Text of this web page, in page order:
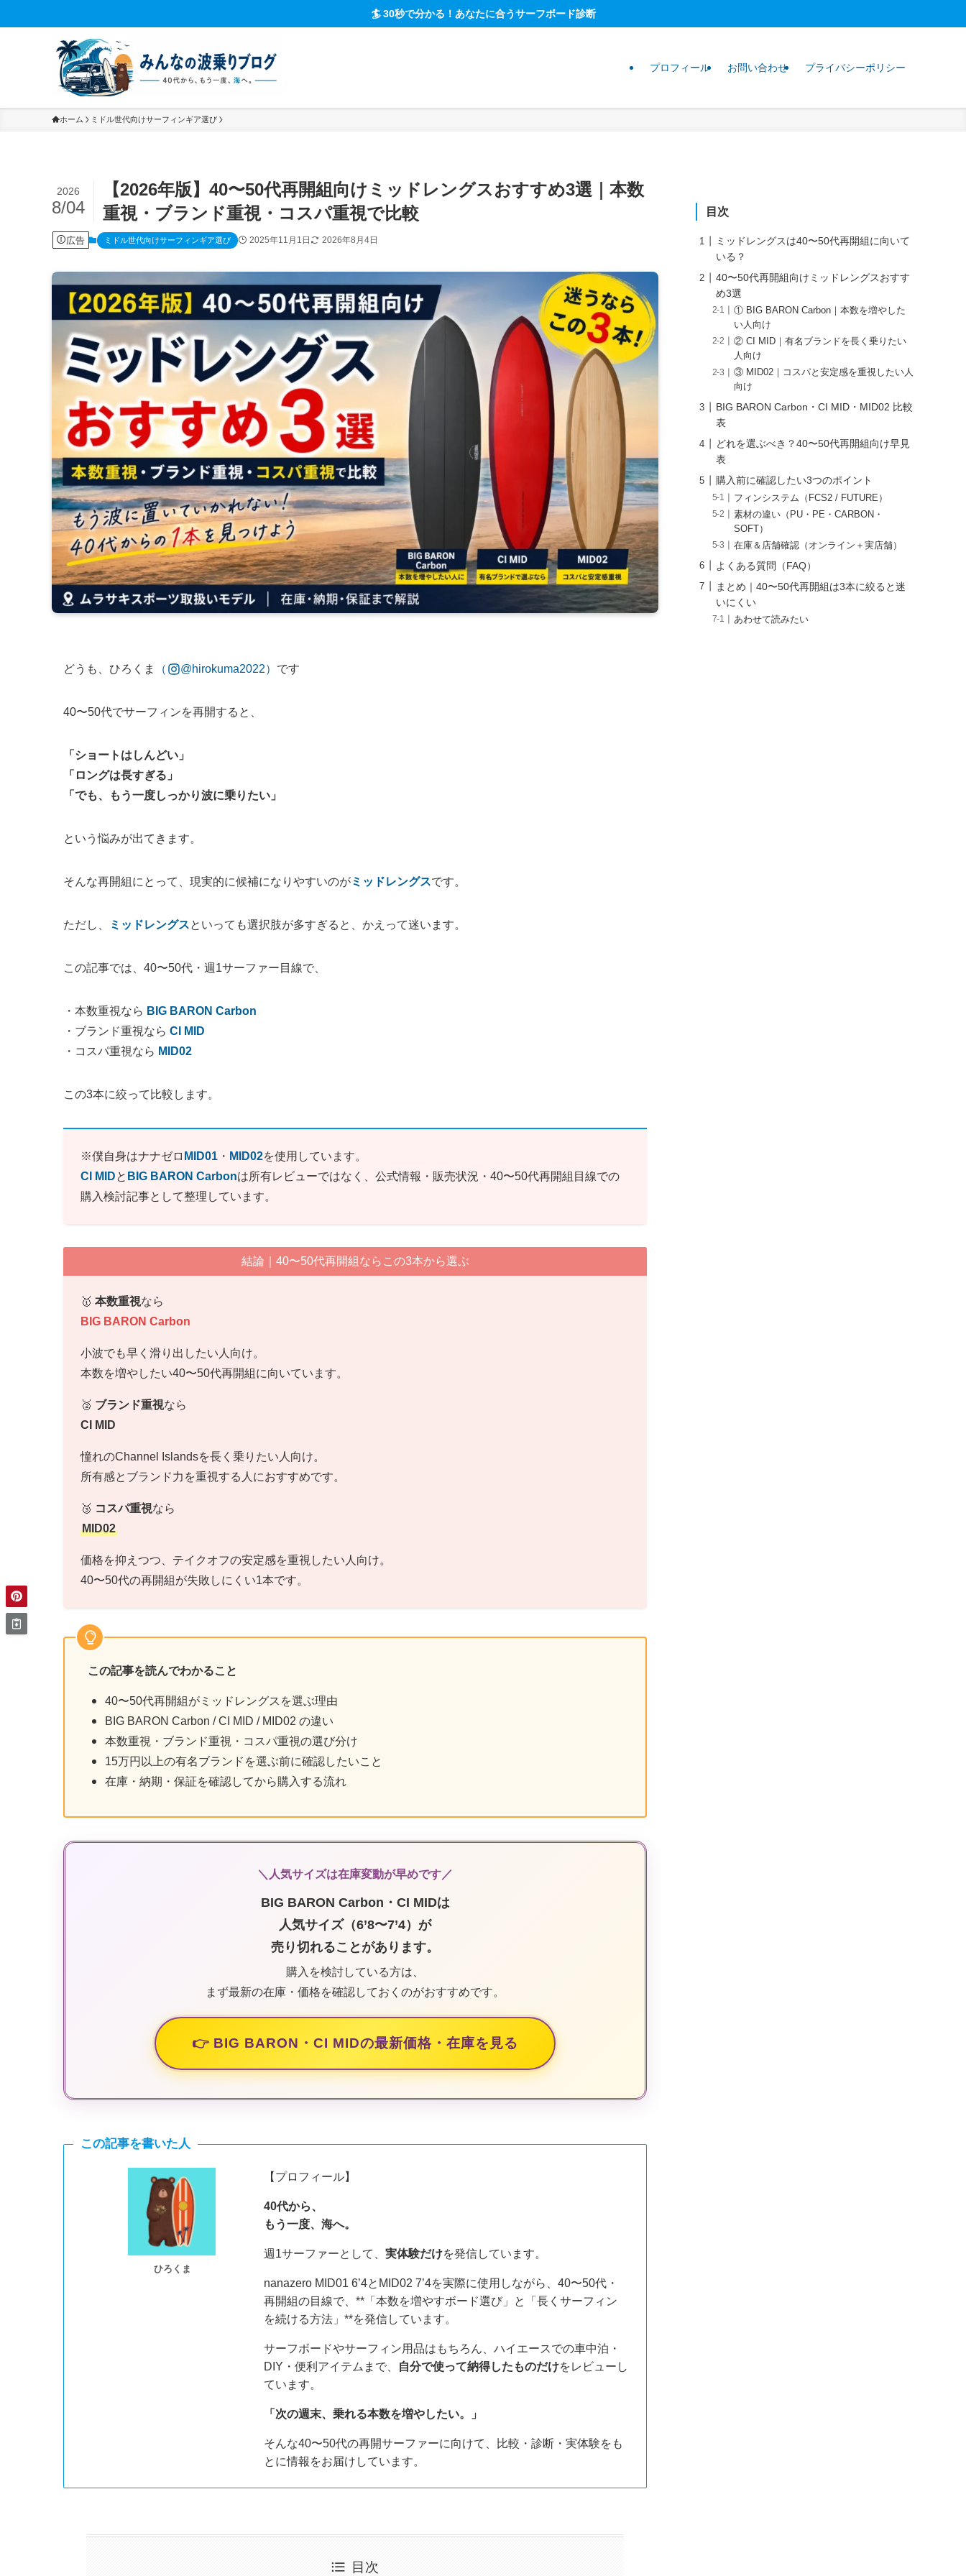
🏄 30秒で分かる！あなたに合うサーフボード診断
プロフィール お問い合わせ プライバシーポリシー
ホーム ミドル世代向けサーフィンギア選び
【2026年版】40〜50代再開組向けミッドレングスおすすめ3選｜本数
重視・ブランド重視・コスパ重視で比較
2026
8/04
広告 ミドル世代向けサーフィンギア選び 2025年11月1日 2026年8月4日
どうも、ひろくま （ @hirokuma2022） です
40〜50代でサーフィンを再開すると、
「ショートはしんどい」
「ロングは長すぎる」
「でも、もう一度しっかり波に乗りたい」
という悩みが出てきます。
そんな再開組にとって、現実的に候補になりやすいのがミッドレングスです。
ただし、 ミッドレングスといっても選択肢が多すぎると、かえって迷います。
この記事では、40〜50代・週1サーファー目線で、
・本数重視なら BIG BARON Carbon
・ブランド重視なら CI MID
・コスパ重視なら MID02
この3本に絞って比較します。
※僕自身はナナゼロ MID01 ・ MID02を使用しています。
CI MIDと BIG BARON Carbonは所有レビューではなく、公式情報・販売状況・40〜50代再開組目線での
購入検討記事として整理しています。
結論｜40〜50代再開組ならこの3本から選ぶ
🥇 本数重視なら
BIG BARON Carbon
小波でも早く滑り出したい人向け。
本数を増やしたい40〜50代再開組に向いています。
🥈 ブランド重視なら
CI MID
憧れのChannel Islandsを長く乗りたい人向け。
所有感とブランド力を重視する人におすすめです。
🥉 コスパ重視なら
MID02
価格を抑えつつ、テイクオフの安定感を重視したい人向け。
40〜50代の再開組が失敗しにくい1本です。
この記事を読んでわかること
40〜50代再開組がミッドレングスを選ぶ理由
BIG BARON Carbon / CI MID / MID02 の違い
本数重視・ブランド重視・コスパ重視の選び分け
15万円以上の有名ブランドを選ぶ前に確認したいこと
在庫・納期・保証を確認してから購入する流れ
＼人気サイズは在庫変動が早めです／
BIG BARON Carbon・CI MIDは
人気サイズ（6’8〜7’4）が
売り切れることがあります。
購入を検討している方は、
まず最新の在庫・価格を確認しておくのがおすすめです。
👉 BIG BARON・CI MIDの最新価格・在庫を見る
この記事を書いた人
ひろくま
【プロフィール】
40代から、
もう一度、海へ。
週1サーファーとして、 実体験だけを発信しています。
nanazero MID01 6’4とMID02 7’4を実際に使用しながら、40〜50代・
再開組の目線で、**「本数を増やすボード選び」と「長くサーフィン
を続ける方法」**を発信しています。
サーフボードやサーフィン用品はもちろん、ハイエースでの車中泊・
DIY・便利アイテムまで、
自分で使って納得したものだけをレビューし
ています。
「次の週末、乗れる本数を増やしたい。」
そんな40〜50代の再開サーファーに向けて、比較・診断・実体験をも
とに情報をお届けしています。
目次
目次
ミッドレングスは40〜50代再開組に向いて
いる？
40〜50代再開組向けミッドレングスおすす
め3選
① BIG BARON Carbon｜本数を増やした
い人向け
② CI MID｜有名ブランドを長く乗りたい
人向け
③ MID02｜コスパと安定感を重視したい人
向け
BIG BARON Carbon・CI MID・MID02 比較
表
どれを選ぶべき？40〜50代再開組向け早見
表
購入前に確認したい3つのポイント
フィンシステム（FCS2 / FUTURE）
素材の違い（PU・PE・CARBON・
SOFT）
在庫＆店舗確認（オンライン＋実店舗）
よくある質問（FAQ）
まとめ｜40〜50代再開組は3本に絞ると迷
いにくい
あわせて読みたい